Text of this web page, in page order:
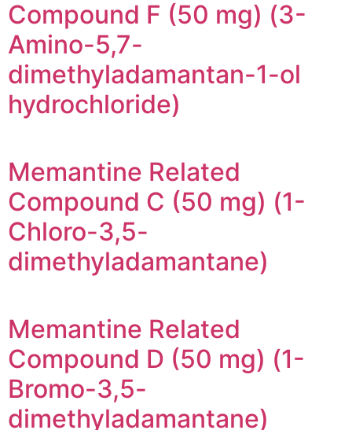
Compound F (50 mg) (3-
Amino-5,7-
dimethyladamantan-1-ol
hydrochloride)
Memantine Related
Compound C (50 mg) (1-
Chloro-3,5-
dimethyladamantane)
Memantine Related
Compound D (50 mg) (1-
Bromo-3,5-
dimethyladamantane)